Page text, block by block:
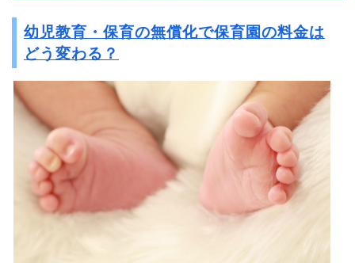
幼児教育・保育の無償化で保育園の料金は
どう変わる？